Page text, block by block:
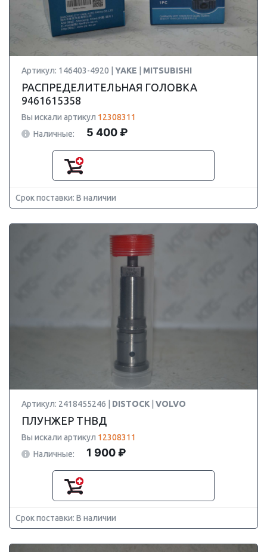
Артикул: 146403-4920 | YAKE MITSUBISHI
РАСПРЕДЕЛИТЕЛЬНАЯ ГОЛОВКА
9461615358
Вы искали артикул 12308311
Наличные:
5 400 ₽
Срок поставки: В наличии
Артикул: 2418455246 | DISTOCK VOLVO
ПЛУНЖЕР ТНВД
Вы искали артикул 12308311
Наличные:
1 900 ₽
Срок поставки: В наличии